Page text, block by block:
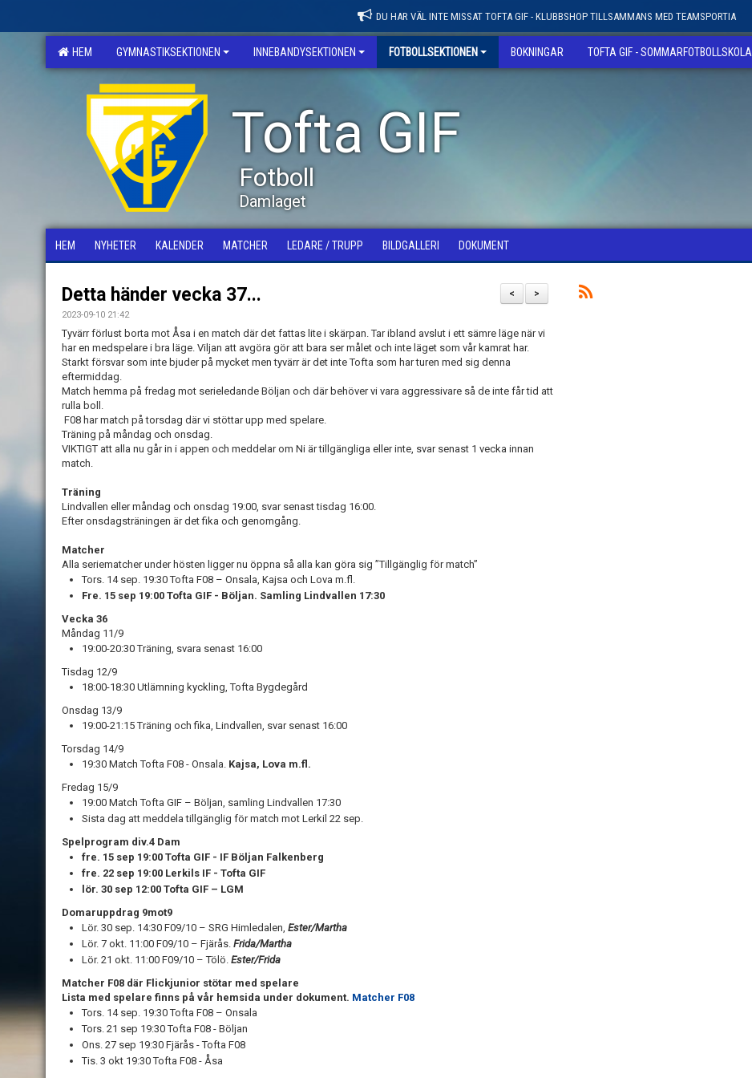
DU HAR VÄL INTE MISSAT TOFTA GIF - KLUBBSHOP TILLSAMMANS MED TEAMSPORTIA
HEM GYMNASTIKSEKTIONEN INNEBANDYSEKTIONEN FOTBOLLSEKTIONEN BOKNINGAR TOFTA GIF - SOMMARFOTBOLLSKOLA
Tofta GIF
Fotboll
Damlaget
HEM NYHETER KALENDER MATCHER LEDARE / TRUPP BILDGALLERI DOKUMENT
>
<
Detta händer vecka 37...
2023-09-10 21:42
Tyvärr förlust borta mot Åsa i en match där det fattas lite i skärpan. Tar ibland avslut i ett sämre läge när vi
har en medspelare i bra läge. Viljan att avgöra gör att bara ser målet och inte läget som vår kamrat har.
Starkt försvar som inte bjuder på mycket men tyvärr är det inte Tofta som har turen med sig denna
eftermiddag.
Match hemma på fredag mot serieledande Böljan och där behöver vi vara aggressivare så de inte får tid att
rulla boll.
F08 har match på torsdag där vi stöttar upp med spelare.
Träning på måndag och onsdag.
VIKTIGT att alla nu går in i appen och meddelar om Ni är tillgängliga eller inte, svar senast 1 vecka innan
match.
Träning
Lindvallen eller måndag och onsdag 19:00, svar senast tisdag 16:00.
Efter onsdagsträningen är det fika och genomgång.
Matcher
Alla seriematcher under hösten ligger nu öppna så alla kan göra sig ”Tillgänglig för match”
Tors. 14 sep. 19:30 Tofta F08 – Onsala, Kajsa och Lova m.fl.
Fre. 15 sep 19:00 Tofta GIF - Böljan. Samling Lindvallen 17:30
Vecka 36
Måndag 11/9
19:00-20:30 Träning, svara senast 16:00
Tisdag 12/9
18:00-18:30 Utlämning kyckling, Tofta Bygdegård
Onsdag 13/9
19:00-21:15 Träning och fika, Lindvallen, svar senast 16:00
Torsdag 14/9
19:30 Match Tofta F08 - Onsala. Kajsa, Lova m.fl.
Fredag 15/9
19:00 Match Tofta GIF – Böljan, samling Lindvallen 17:30
Sista dag att meddela tillgänglig för match mot Lerkil 22 sep.
Spelprogram div.4 Dam
fre. 15 sep 19:00 Tofta GIF - IF Böljan Falkenberg
fre. 22 sep 19:00 Lerkils IF - Tofta GIF
lör. 30 sep 12:00 Tofta GIF – LGM
Domaruppdrag 9mot9
Lör. 30 sep. 14:30 F09/10 – SRG Himledalen, Ester/Martha
Lör. 7 okt. 11:00 F09/10 – Fjärås. Frida/Martha
Lör. 21 okt. 11:00 F09/10 – Tölö. Ester/Frida
Matcher F08 där Flickjunior stötar med spelare
Lista med spelare finns på vår hemsida under dokument. Matcher F08
Tors. 14 sep. 19:30 Tofta F08 – Onsala
Tors. 21 sep 19:30 Tofta F08 - Böljan
Ons. 27 sep 19:30 Fjärås - Tofta F08
Tis. 3 okt 19:30 Tofta F08 - Åsa